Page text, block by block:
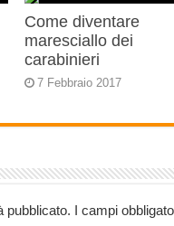
Come diventare
maresciallo dei
carabinieri
7 Febbraio 2017
pubblicato. I campi